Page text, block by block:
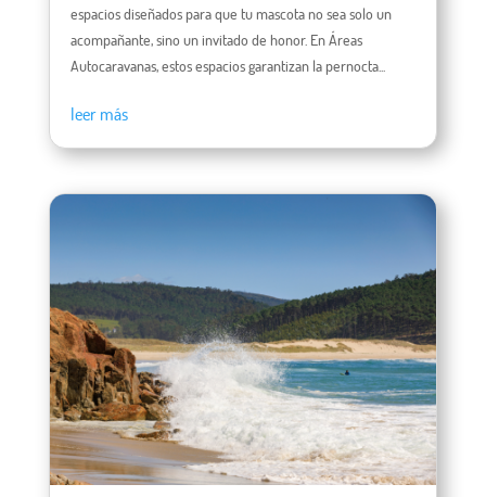
espacios diseñados para que tu mascota no sea solo un
acompañante, sino un invitado de honor. En Áreas
Autocaravanas, estos espacios garantizan la pernocta...
leer más